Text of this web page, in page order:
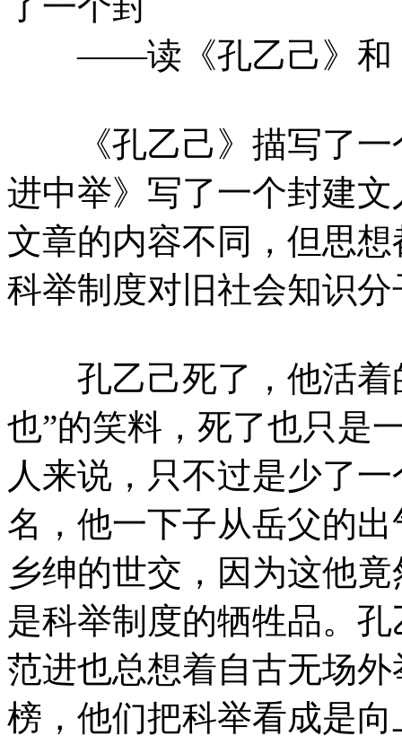
——读《孔乙己》和
《孔乙己》描写了一
进中举》写了一个封建
文章的内容不同，但思
科举制度对旧社会知识
孔乙己死了，他活着
也”的笑料，死了也只是
人来说，只不过是少了
名，他一下子从岳父的
乡绅的世交，因为这他
是科举制度的牺牲品。
范进也总想着自古无场
榜，他们把科举看成是